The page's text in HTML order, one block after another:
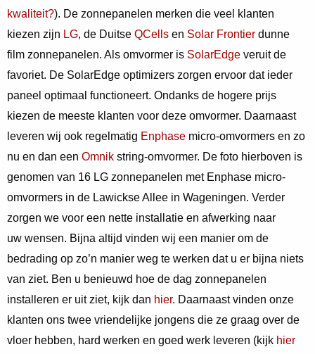
kwaliteit?). De zonnepanelen merken die veel klanten
kiezen zijn LG, de Duitse QCells en Solar Frontier dunne
film zonnepanelen. Als omvormer is SolarEdge veruit de
favoriet. De SolarEdge optimizers zorgen ervoor dat ieder
paneel optimaal functioneert. Ondanks de hogere prijs
kiezen de meeste klanten voor deze omvormer. Daarnaast
leveren wij ook regelmatig Enphase micro-omvormers en zo
nu en dan een Omnik string-omvormer. De foto hierboven is
genomen van 16 LG zonnepanelen met Enphase micro-
omvormers in de Lawickse Allee in Wageningen. Verder
zorgen we voor een nette installatie en afwerking naar
uw wensen. Bijna altijd vinden wij een manier om de
bedrading op zo’n manier weg te werken dat u er bijna niets
van ziet. Ben u benieuwd hoe de dag zonnepanelen
installeren er uit ziet, kijk dan hier. Daarnaast vinden onze
klanten ons twee vriendelijke jongens die ze graag over de
vloer hebben, hard werken en goed werk leveren (kijk hier